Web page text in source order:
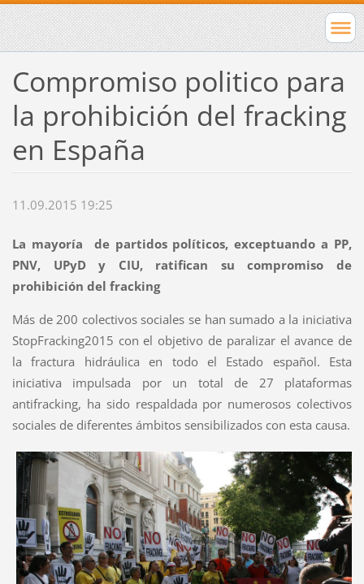
Compromiso politico para
la prohibición del fracking
en España
11.09.2015 19:25
La mayoría de partidos políticos, exceptuando a PP,
PNV, UPyD y CIU, ratifican su compromiso de
prohibición del fracking
Más de 200 colectivos sociales se han sumado a la iniciativa
StopFracking2015 con el objetivo de paralizar el avance de
la fractura hidráulica en todo el Estado español. Esta
iniciativa impulsada por un total de 27 plataformas
antifracking, ha sido respaldada por numerosos colectivos
sociales de diferentes ámbitos sensibilizados con esta causa.